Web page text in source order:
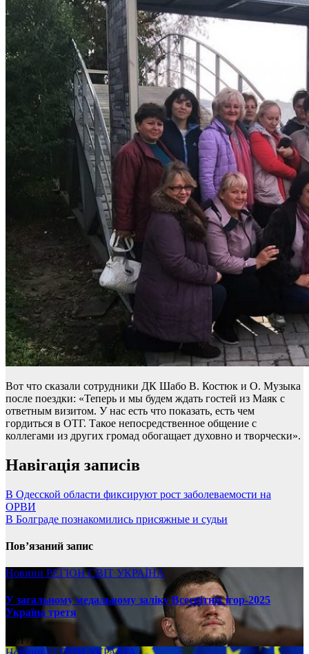
Вот что сказали сотрудники ДК Шабо В. Костюк и О. Музыка
после поездки: «Теперь и мы будем ждать гостей из Маяк с
ответным визитом. У нас есть что показать, есть чем
гордиться в ОТГ. Такое непосредственное общение с
коллегами из других громад обогащает духовно и творчески».
Навігація записів
В Одесской области фиксируют рост заболеваемости на
ОРВИ
В Болграде познакомились присяжные и судьи
Пов’язаний запис
Новини РЕГІОНСВІТ УКРАЇНА
У загальному медальному заліку Всесвітніх ігор-2025
Україна третя
08.17.2025